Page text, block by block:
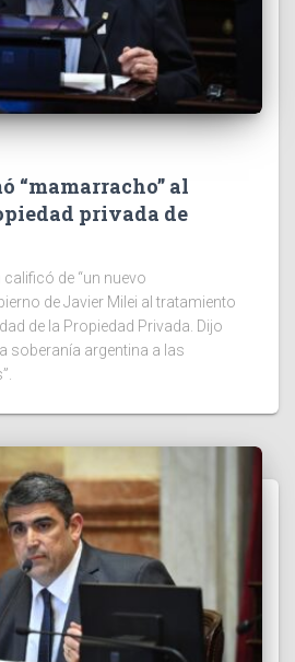
“mamarracho” al
privada de
de “un nuevo
de Javier Milei al tratamiento
de la Propiedad Privada. Dijo
soberanía argentina a las